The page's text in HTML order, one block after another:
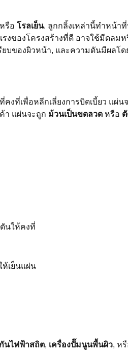
รือ โรลเย็น. ลูกกลิ้งเหล่านี้ทำหน้า
งของโครงสร้างที่ดี อาจใช้มีดลม
บของผิวหน้า, และความดันมีผลโด
คงที่เพื่อหลีกเลี่ยงการบิดเบี้ยว แผ่น
า แผ่นจะถูก ม้วนเป็นขดลวด หรือ
นให้คงที่
ห้เย็นแผ่น
นไฟฟ้าสถิต, เครื่องปั๊มนูนพื้นผิว, ห